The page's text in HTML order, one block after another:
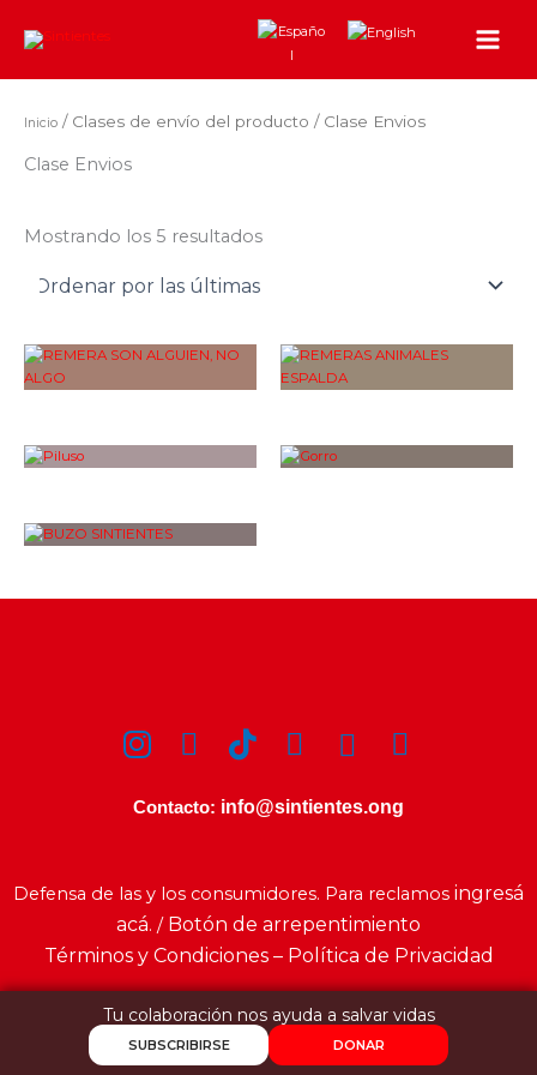
Inicio / Clases de envío del producto / Clase Envios
Clase Envios
Mostrando los 5 resultados
by
latest
Contacto: info@sintientes.ong
Defensa de las y los consumidores. Para reclamos ingresá
acá. / Botón de arrepentimiento
Términos y Condiciones – Política de Privacidad
Tu colaboración nos ayuda a salvar vidas
SUBSCRIBIRSE DONAR